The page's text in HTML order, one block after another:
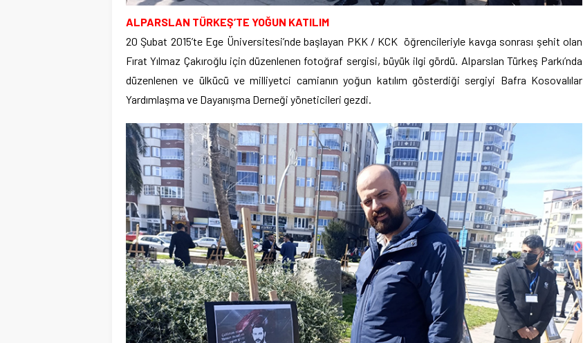
ALPARSLAN TÜRKEŞ’TE YOĞUN KATILIM
20 Şubat 2015’te Ege Üniversitesi’nde başlayan PKK / KCK öğrencileriyle kavga sonrası şehit olan
Fırat Yılmaz Çakıroğlu için düzenlenen fotoğraf sergisi, büyük ilgi gördü. Alparslan Türkeş Parkı’nda
düzenlenen ve ülkücü ve milliyetci camianın yoğun katılım gösterdiği sergiyi Bafra Kosovalılar
Yardımlaşma ve Dayanışma Derneği yöneticileri gezdi.